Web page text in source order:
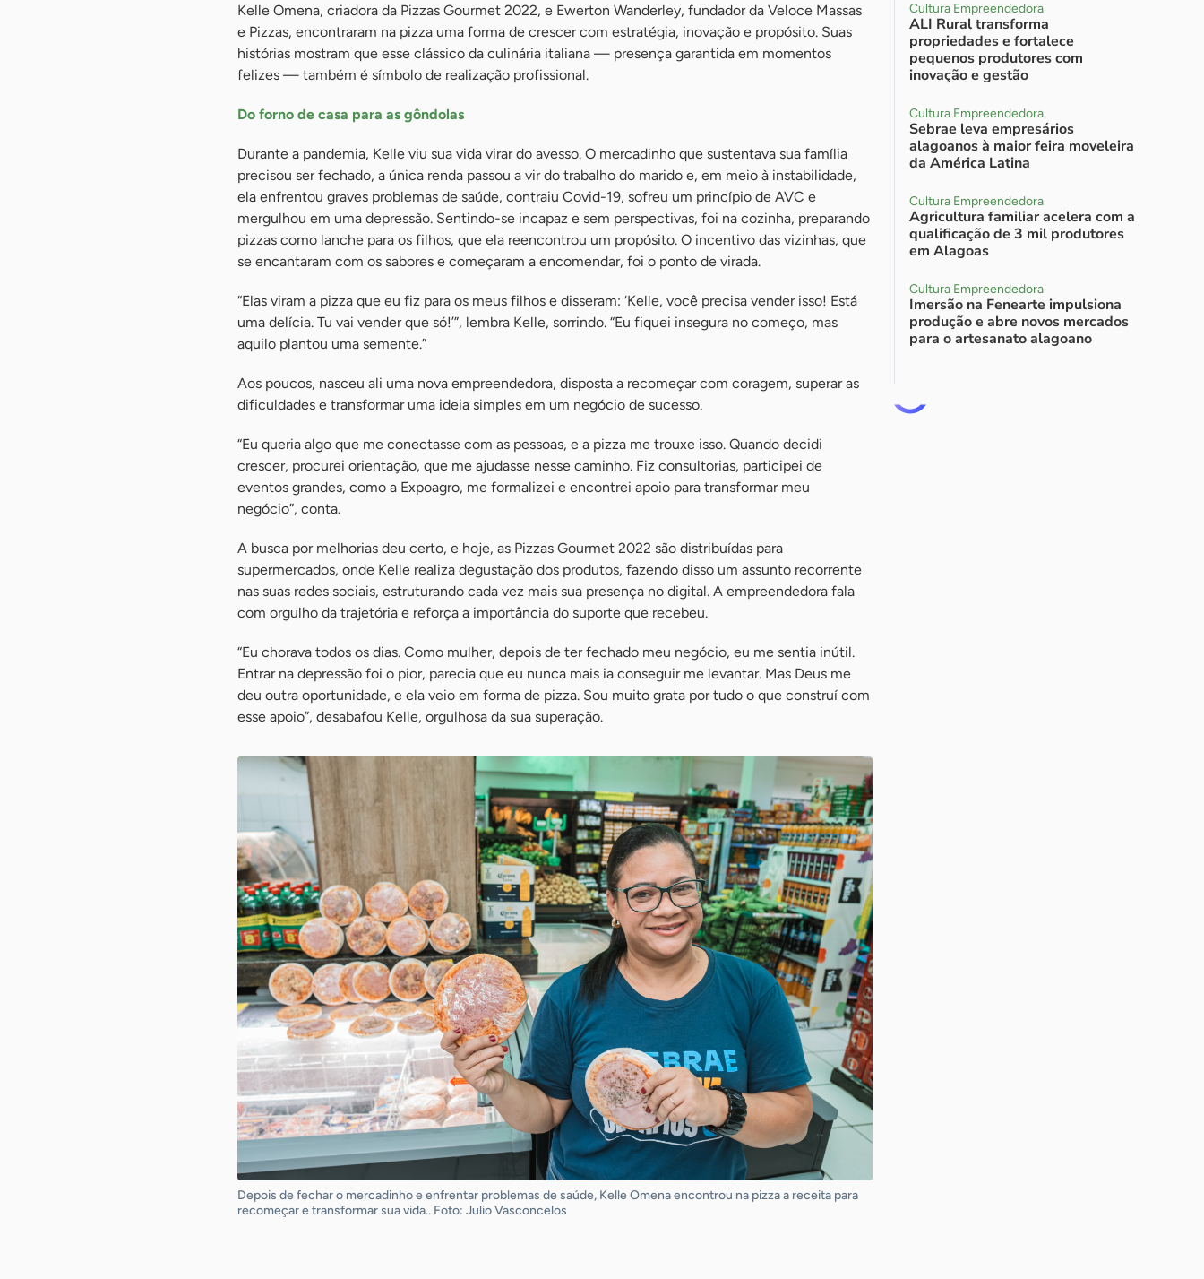
Kelle Omena, criadora da Pizzas Gourmet 2022, e Ewerton Wanderley, fundador da Veloce Massas
e Pizzas, encontraram na pizza uma forma de crescer com estratégia, inovação e propósito. Suas
histórias mostram que esse clássico da culinária italiana — presença garantida em momentos
felizes — também é símbolo de realização profissional.
Do forno de casa para as gôndolas
Durante a pandemia, Kelle viu sua vida virar do avesso. O mercadinho que sustentava sua família
precisou ser fechado, a única renda passou a vir do trabalho do marido e, em meio à instabilidade,
ela enfrentou graves problemas de saúde, contraiu Covid-19, sofreu um princípio de AVC e
mergulhou em uma depressão. Sentindo-se incapaz e sem perspectivas, foi na cozinha, preparando
pizzas como lanche para os filhos, que ela reencontrou um propósito. O incentivo das vizinhas, que
se encantaram com os sabores e começaram a encomendar, foi o ponto de virada.
“Elas viram a pizza que eu fiz para os meus filhos e disseram: ‘Kelle, você precisa vender isso! Está
uma delícia. Tu vai vender que só!’”, lembra Kelle, sorrindo. “Eu fiquei insegura no começo, mas
aquilo plantou uma semente.”
Aos poucos, nasceu ali uma nova empreendedora, disposta a recomeçar com coragem, superar as
dificuldades e transformar uma ideia simples em um negócio de sucesso.
“Eu queria algo que me conectasse com as pessoas, e a pizza me trouxe isso. Quando decidi
crescer, procurei orientação, que me ajudasse nesse caminho. Fiz consultorias, participei de
eventos grandes, como a Expoagro, me formalizei e encontrei apoio para transformar meu
negócio”, conta.
A busca por melhorias deu certo, e hoje, as Pizzas Gourmet 2022 são distribuídas para
supermercados, onde Kelle realiza degustação dos produtos, fazendo disso um assunto recorrente
nas suas redes sociais, estruturando cada vez mais sua presença no digital. A empreendedora fala
com orgulho da trajetória e reforça a importância do suporte que recebeu.
“Eu chorava todos os dias. Como mulher, depois de ter fechado meu negócio, eu me sentia inútil.
Entrar na depressão foi o pior, parecia que eu nunca mais ia conseguir me levantar. Mas Deus me
deu outra oportunidade, e ela veio em forma de pizza. Sou muito grata por tudo o que construí com
esse apoio”, desabafou Kelle, orgulhosa da sua superação.
Depois de fechar o mercadinho e enfrentar problemas de saúde, Kelle Omena encontrou na pizza a receita para
recomeçar e transformar sua vida.. Foto: Julio Vasconcelos
Cultura Empreendedora
ALI Rural transforma
propriedades e fortalece
pequenos produtores com
inovação e gestão
Cultura Empreendedora
Sebrae leva empresários
alagoanos à maior feira moveleira
da América Latina
Cultura Empreendedora
Agricultura familiar acelera com a
qualificação de 3 mil produtores
em Alagoas
Cultura Empreendedora
Imersão na Fenearte impulsiona
produção e abre novos mercados
para o artesanato alagoano